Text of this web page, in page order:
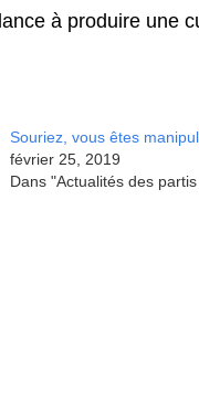
à produire une
Souriez, vous êtes
février 25, 2019
Dans "Actualités des